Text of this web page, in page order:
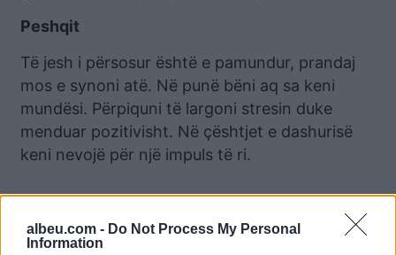
albeu.com - Do Not Process My Personal
Information
Peshqit
Të jesh i përsosur është e pamundur, prandaj
mos e synoni atë. Në punë bëni aq sa keni
mundësi. Përpiquni të largoni stresin duke
menduar pozitivisht. Në çështjet e dashurisë
keni nevojë për një impuls të ri.
Lajme të ngjashme: